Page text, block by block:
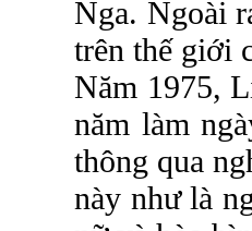
Nga. Ngoài
trên thế giới
Năm 1975,
năm làm
thông qua
này như là